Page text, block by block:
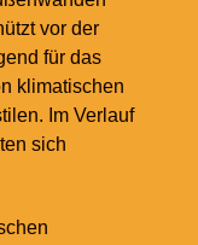
vor der
für das
klimatischen
Im Verlauf
sich